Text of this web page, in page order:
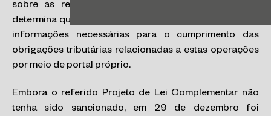
sobre as regras de recolhimento do DIFAL e que
determina que os Estados promovam a divulgação das
informações necessárias para o cumprimento das
obrigações tributárias relacionadas a estas operações
por meio de portal próprio.
Embora o referido Projeto de Lei Complementar não
tenha sido sancionado, em 29 de dezembro foi